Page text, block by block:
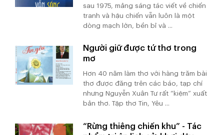
sau 1975, mảng sáng tác viết về chiến
tranh và hậu chiến vẫn luôn là một
dòng mạch lớn, bền bỉ và ...
Người giữ được tứ thơ trong
mơ
Hơn 40 năm làm thơ với hàng trăm bài
thơ được đăng trên các báo, tạp chí
nhưng Nguyễn Xuân Tư rất “kiệm” xuất
bản thơ. Tập thơ Tin, Yêu ...
“Rừng thiêng chiến khu” - Tác